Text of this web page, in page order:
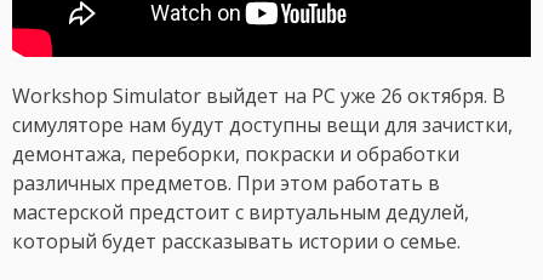
Workshop Simulator выйдет на PC уже 26 октября. В
симуляторе нам будут доступны вещи для зачистки,
демонтажа, переборки, покраски и обработки
различных предметов. При этом работать в
мастерской предстоит с виртуальным дедулей,
который будет рассказывать истории о семье.